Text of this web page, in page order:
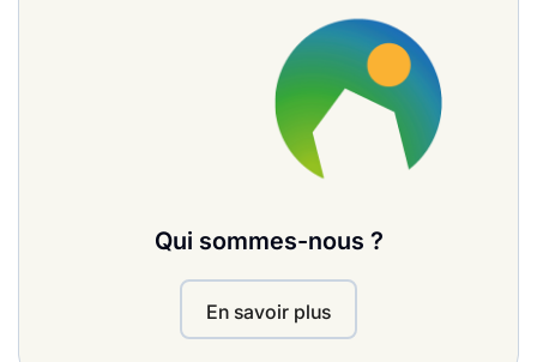
Qui sommes-nous ?
En savoir plus